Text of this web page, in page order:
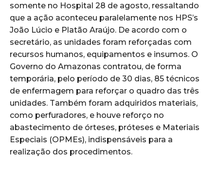
somente no Hospital 28 de agosto, ressaltando
que a ação aconteceu paralelamente nos HPS’s
João Lúcio e Platão Araújo. De acordo com o
secretário, as unidades foram reforçadas com
recursos humanos, equipamentos e insumos. O
Governo do Amazonas contratou, de forma
temporária, pelo período de 30 dias, 85 técnicos
de enfermagem para reforçar o quadro das três
unidades. Também foram adquiridos materiais,
como perfuradores, e houve reforço no
abastecimento de órteses, próteses e Materiais
Especiais (OPMEs), indispensáveis para a
realização dos procedimentos.